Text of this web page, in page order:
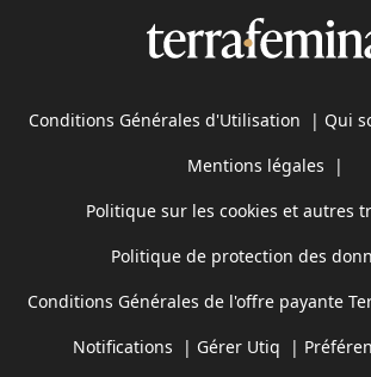
Conditions Générales d'Utilisation | Qui
Mentions légales |
Politique sur les cookies et autres
Politique de protection des
Conditions Générales de l'offre payante
Notifications | Gérer Utiq |